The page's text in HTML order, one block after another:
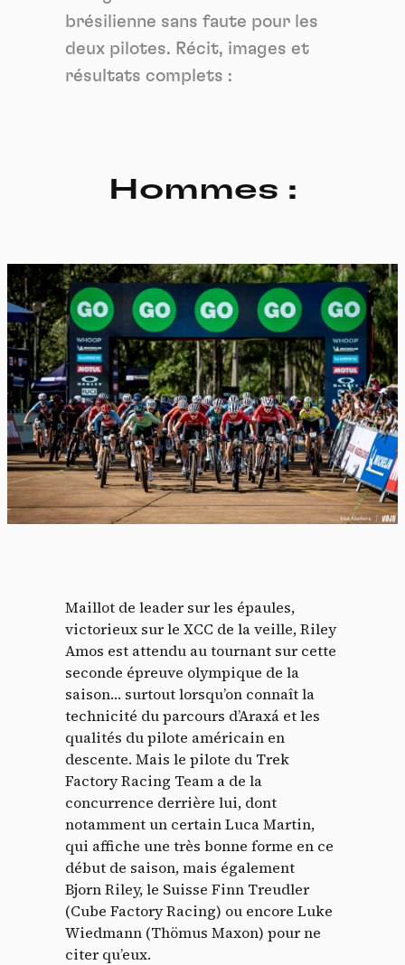
brésilienne sans faute pour les
deux pilotes. Récit, images et
résultats complets :
Hommes :
Maillot de leader sur les épaules,
victorieux sur le XCC de la veille, Riley
Amos est attendu au tournant sur cette
seconde épreuve olympique de la
saison… surtout lorsqu’on connaît la
technicité du parcours d’Araxá et les
qualités du pilote américain en
descente. Mais le pilote du Trek
Factory Racing Team a de la
concurrence derrière lui, dont
notamment un certain Luca Martin,
qui affiche une très bonne forme en ce
début de saison, mais également
Bjorn Riley, le Suisse Finn Treudler
(Cube Factory Racing) ou encore Luke
Wiedmann (Thömus Maxon) pour ne
citer qu’eux.